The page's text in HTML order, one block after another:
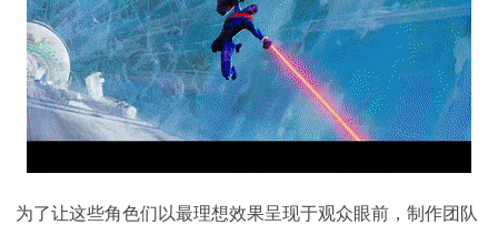
为了让这些角色们以最理想效果呈现于观众眼前，制作团队